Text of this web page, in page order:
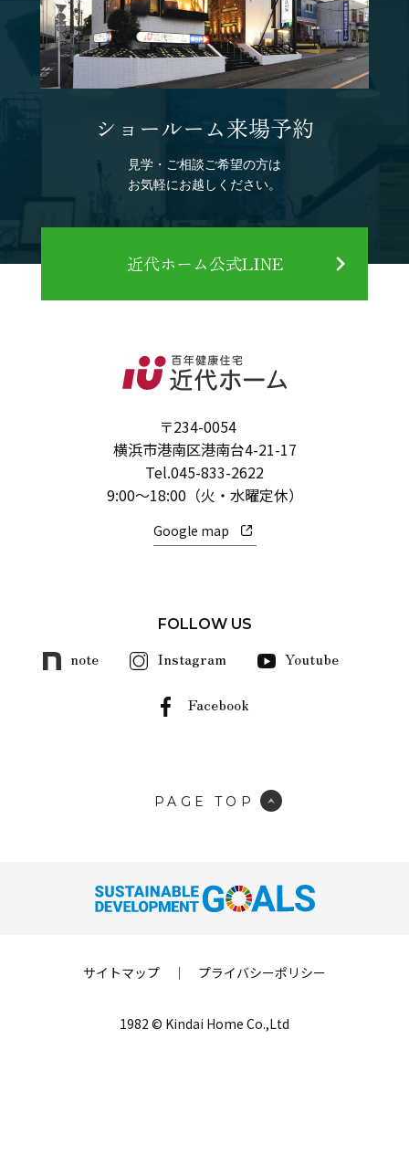
ショールーム来場予約
見学・ご相談ご希望の方は
お気軽にお越しください。
近代ホーム公式LINE
〒234-0054
横浜市港南区港南台4-21-17
Tel.045-833-2622
9:00～18:00（火・水曜定休）
Google map
FOLLOW US
note Instagram Youtube
Facebook
PAGE TOP
サイトマップ ｜ プライバシーポリシー
1982 © Kindai Home Co.,Ltd